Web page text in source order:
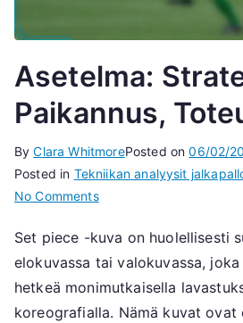
Asetelma:
Paikannus,
ByClara WhitmorePosted on06/02/
Posted in Tekniikan analyysit
No Commentson
Strategia,
Paikannus,
Toteutus
Set piece -kuva on huolellisesti
elokuvassa tai valokuvassa,
hetkeä monimutkaisella
koreografialla. Nämä kuvat ovat